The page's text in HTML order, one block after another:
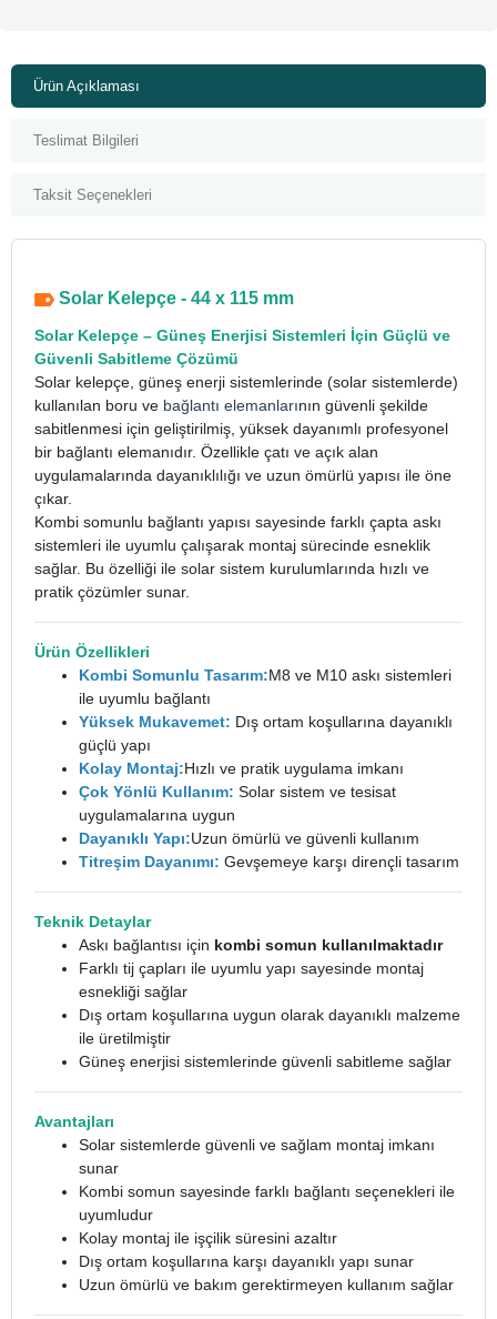
Ürün Açıklaması
Teslimat Bilgileri
Taksit Seçenekleri
Solar Kelepçe - 44 x 115 mm
Solar Kelepçe – Güneş Enerjisi Sistemleri İçin Güçlü ve
Güvenli Sabitleme Çözümü
Solar kelepçe, güneş enerji sistemlerinde (solar sistemlerde)
kullanılan boru ve bağlantı elemanlarının güvenli şekilde
sabitlenmesi için geliştirilmiş, yüksek dayanımlı profesyonel
bir bağlantı elemanıdır. Özellikle çatı ve açık alan
uygulamalarında dayanıklılığı ve uzun ömürlü yapısı ile öne
çıkar.
Kombi somunlu bağlantı yapısı sayesinde farklı çapta askı
sistemleri ile uyumlu çalışarak montaj sürecinde esneklik
sağlar. Bu özelliği ile solar sistem kurulumlarında hızlı ve
pratik çözümler sunar.
Ürün Özellikleri
Kombi Somunlu Tasarım:M8 ve M10 askı sistemleri
ile uyumlu bağlantı
Yüksek Mukavemet: Dış ortam koşullarına dayanıklı
güçlü yapı
Kolay Montaj:Hızlı ve pratik uygulama imkanı
Çok Yönlü Kullanım: Solar sistem ve tesisat
uygulamalarına uygun
Dayanıklı Yapı:Uzun ömürlü ve güvenli kullanım
Titreşim Dayanımı: Gevşemeye karşı dirençli tasarım
Teknik Detaylar
Askı bağlantısı için kombi somun kullanılmaktadır
Farklı tij çapları ile uyumlu yapı sayesinde montaj
esnekliği sağlar
Dış ortam koşullarına uygun olarak dayanıklı malzeme
ile üretilmiştir
Güneş enerjisi sistemlerinde güvenli sabitleme sağlar
Avantajları
Solar sistemlerde güvenli ve sağlam montaj imkanı
sunar
Kombi somun sayesinde farklı bağlantı seçenekleri ile
uyumludur
Kolay montaj ile işçilik süresini azaltır
Dış ortam koşullarına karşı dayanıklı yapı sunar
Uzun ömürlü ve bakım gerektirmeyen kullanım sağlar